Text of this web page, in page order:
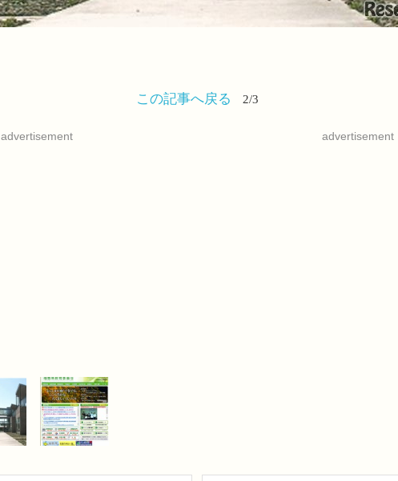
この記事へ戻る 2/3
advertisement advertisement